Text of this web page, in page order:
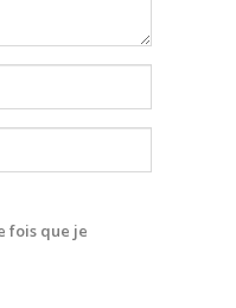
fois que je